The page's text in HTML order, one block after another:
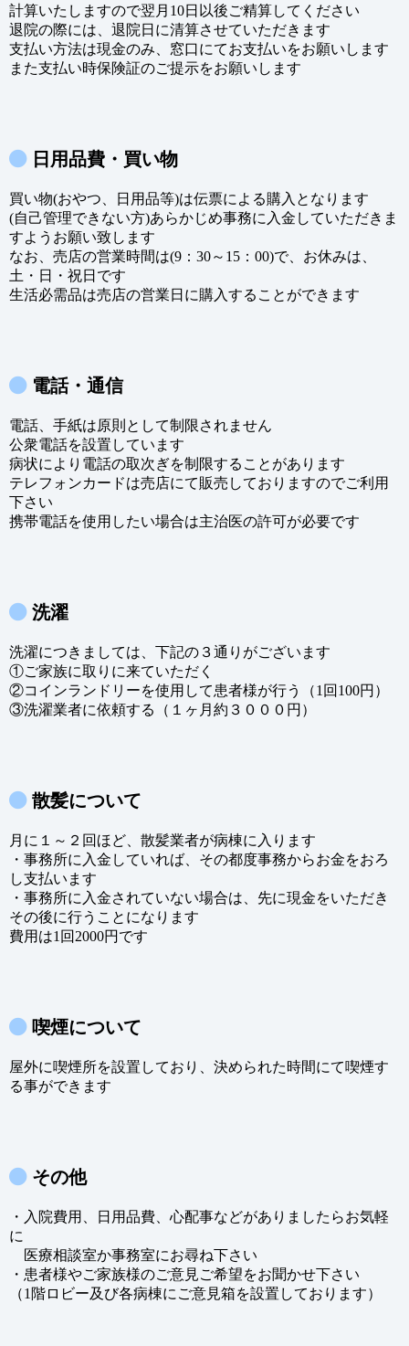
計算いたしますので翌月10日以後ご精算してください
退院の際には、退院日に清算させていただきます
支払い方法は現金のみ、窓口にてお支払いをお願いします
また支払い時保険証のご提示をお願いします
日用品費・買い物
買い物(おやつ、日用品等)は伝票による購入となります
(自己管理できない方)あらかじめ事務に入金していただきま
すようお願い致します
なお、売店の営業時間は(9：30～15：00)で、お休みは、
土・日・祝日です
生活必需品は売店の営業日に購入することができます
電話・通信
電話、手紙は原則として制限されません
公衆電話を設置しています
病状により電話の取次ぎを制限することがあります
テレフォンカードは売店にて販売しておりますのでご利用
下さい
携帯電話を使用したい場合は主治医の許可が必要です
洗濯
洗濯につきましては、下記の３通りがございます
①ご家族に取りに来ていただく
②コインランドリーを使用して患者様が行う（1回100円）
③洗濯業者に依頼する（１ヶ月約３０００円）
散髪について
月に１～２回ほど、散髪業者が病棟に入ります
・事務所に入金していれば、その都度事務からお金をおろ
し支払います
・事務所に入金されていない場合は、先に現金をいただき
その後に行うことになります
費用は1回2000円です
喫煙について
屋外に喫煙所を設置しており、決められた時間にて喫煙す
る事ができます
その他
・入院費用、日用品費、心配事などがありましたらお気軽
に
医療相談室か事務室にお尋ね下さい
・患者様やご家族様のご意見ご希望をお聞かせ下さい
（1階ロビー及び各病棟にご意見箱を設置しております）